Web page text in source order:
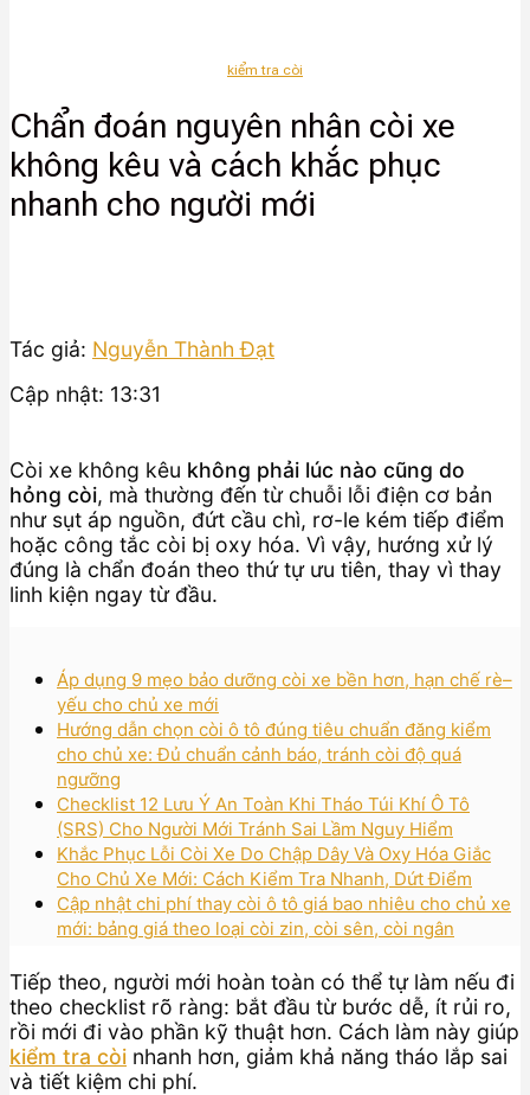
kiểm tra còi
Chẩn đoán nguyên nhân còi xe
không kêu và cách khắc phục
nhanh cho người mới
Tác giả: Nguyễn Thành Đạt
Cập nhật: 13:31
Còi xe không kêu không phải lúc nào cũng do
hỏng còi, mà thường đến từ chuỗi lỗi điện cơ bản
như sụt áp nguồn, đứt cầu chì, rơ-le kém tiếp điểm
hoặc công tắc còi bị oxy hóa. Vì vậy, hướng xử lý
đúng là chẩn đoán theo thứ tự ưu tiên, thay vì thay
linh kiện ngay từ đầu.
Áp dụng 9 mẹo bảo dưỡng còi xe bền hơn, hạn chế rè–
yếu cho chủ xe mới
Hướng dẫn chọn còi ô tô đúng tiêu chuẩn đăng kiểm
cho chủ xe: Đủ chuẩn cảnh báo, tránh còi độ quá
ngưỡng
Checklist 12 Lưu Ý An Toàn Khi Tháo Túi Khí Ô Tô
(SRS) Cho Người Mới Tránh Sai Lầm Nguy Hiểm
Khắc Phục Lỗi Còi Xe Do Chập Dây Và Oxy Hóa Giắc
Cho Chủ Xe Mới: Cách Kiểm Tra Nhanh, Dứt Điểm
Cập nhật chi phí thay còi ô tô giá bao nhiêu cho chủ xe
mới: bảng giá theo loại còi zin, còi sên, còi ngân
Tiếp theo, người mới hoàn toàn có thể tự làm nếu đi
theo checklist rõ ràng: bắt đầu từ bước dễ, ít rủi ro,
rồi mới đi vào phần kỹ thuật hơn. Cách làm này giúp
kiểm tra còi nhanh hơn, giảm khả năng tháo lắp sai
và tiết kiệm chi phí.